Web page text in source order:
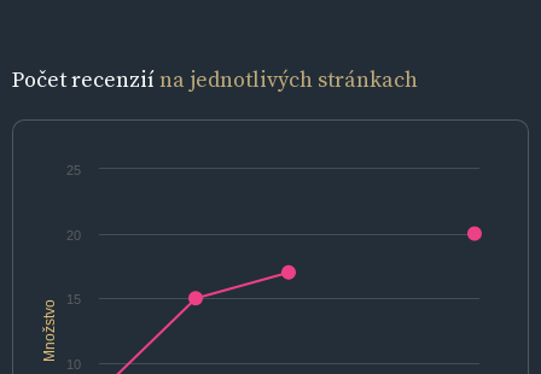
Počet recenziína jednotlivých stránkach
Množstvo
10
15
20
25